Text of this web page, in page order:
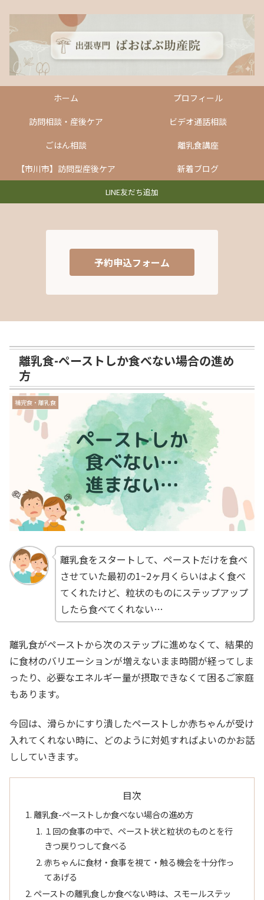
ホーム
プロフィール
訪問相談・産後ケア
ビデオ通話相談
ごはん相談
離乳食講座
【市川市】訪問型産後ケア
新着ブログ
LINE友だち追加
予約申込フォーム
離乳食-ペーストしか食べない場合の進め
方
補完食・離乳食
離乳食をスタートして、ペーストだけを食べ
させていた最初の1~2ヶ月くらいはよく食べ
てくれたけど、粒状のものにステップアップ
したら食べてくれない…
離乳食がペーストから次のステップに進めなくて、結果的
に食材のバリエーションが増えないまま時間が経ってしま
ったり、必要なエネルギー量が摂取できなくて困るご家庭
もあります。
今回は、滑らかにすり潰したペーストしか赤ちゃんが受け
入れてくれない時に、どのように対処すればよいのかお話
ししていきます。
目次
離乳食-ペーストしか食べない場合の進め方
１回の食事の中で、ペースト状と粒状のものとを行
きつ戻りつして食べる
赤ちゃんに食材・食事を視て・触る機会を十分作っ
てあげる
ペーストの離乳食しか食べない時は、スモールステッ